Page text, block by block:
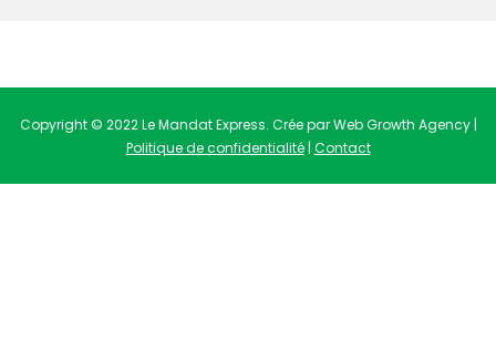
Copyright © 2022 Le Mandat Express. Crée par Web Growth Agency |
Politique de confidentialité| Contact